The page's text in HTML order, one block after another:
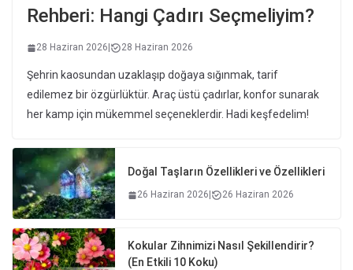
Rehberi: Hangi Çadırı Seçmeliyim?
28 Haziran 2026 28 Haziran 2026
Şehrin kaosundan uzaklaşıp doğaya sığınmak, tarif
edilemez bir özgürlüktür. Araç üstü çadırlar, konfor sunarak
her kamp için mükemmel seçeneklerdir. Hadi keşfedelim!
Doğal Taşların Özellikleri ve Özellikleri
26 Haziran 2026 26 Haziran 2026
Kokular Zihnimizi Nasıl Şekillendirir?
(En Etkili 10 Koku)